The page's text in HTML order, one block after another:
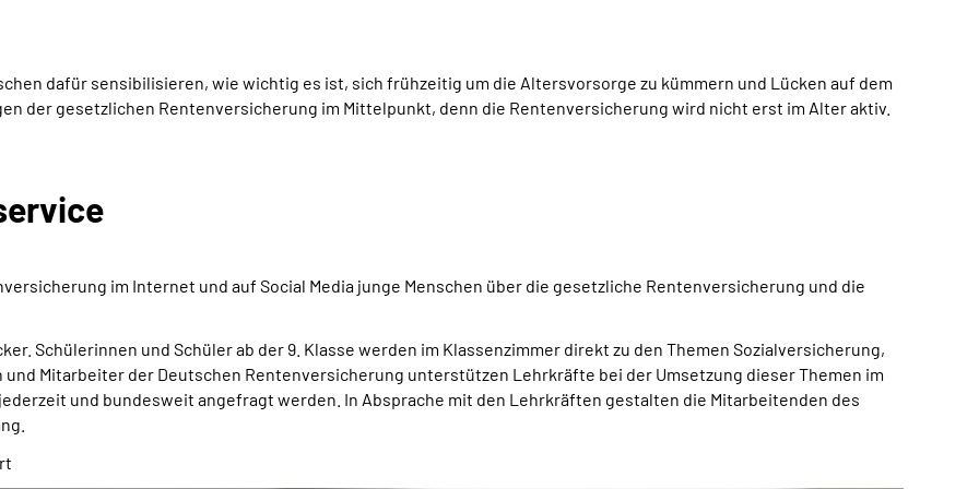
dafür sensibilisieren, wie wichtig es ist, sich frühzeitig um die Altersvorsorge zu kümmern und Lücken auf dem
der gesetzlichen Rentenversicherung im Mittelpunkt, denn die Rentenversicherung wird nicht erst im Alter aktiv.
im Internet und auf Social Media junge Menschen über die gesetzliche Rentenversicherung und die
Schülerinnen und Schüler ab der 9. Klasse werden im Klassenzimmer direkt zu den Themen Sozialversicherung,
Mitarbeiter der Deutschen Rentenversicherung unterstützen Lehrkräfte bei der Umsetzung dieser Themen im
und bundesweit angefragt werden. In Absprache mit den Lehrkräften gestalten die Mitarbeitenden des